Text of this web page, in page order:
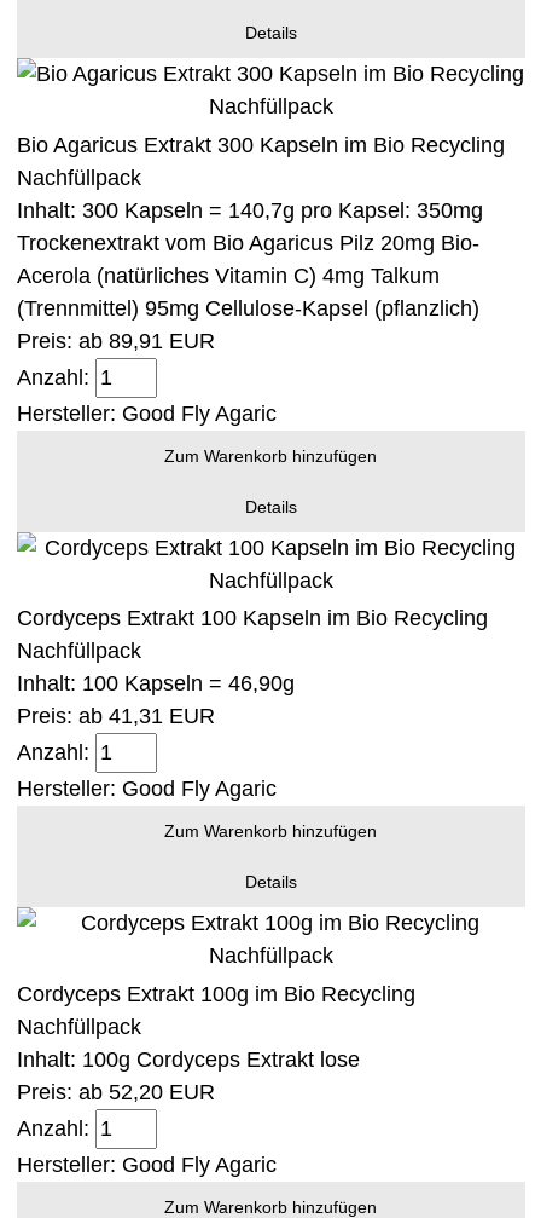
Details
Bio Agaricus Extrakt 300 Kapseln im Bio Recycling
Nachfüllpack
Inhalt: 300 Kapseln = 140,7g pro Kapsel: 350mg
Trockenextrakt vom Bio Agaricus Pilz 20mg Bio-
Acerola (natürliches Vitamin C) 4mg Talkum
(Trennmittel) 95mg Cellulose-Kapsel (pflanzlich)
Preis: ab 89,91 EUR
Anzahl:
Hersteller: Good Fly Agaric
Zum Warenkorb hinzufügen
Details
Cordyceps Extrakt 100 Kapseln im Bio Recycling
Nachfüllpack
Inhalt: 100 Kapseln = 46,90g
Preis: ab 41,31 EUR
Anzahl:
Hersteller: Good Fly Agaric
Zum Warenkorb hinzufügen
Details
Cordyceps Extrakt 100g im Bio Recycling
Nachfüllpack
Inhalt: 100g Cordyceps Extrakt lose
Preis: ab 52,20 EUR
Anzahl:
Hersteller: Good Fly Agaric
Zum Warenkorb hinzufügen